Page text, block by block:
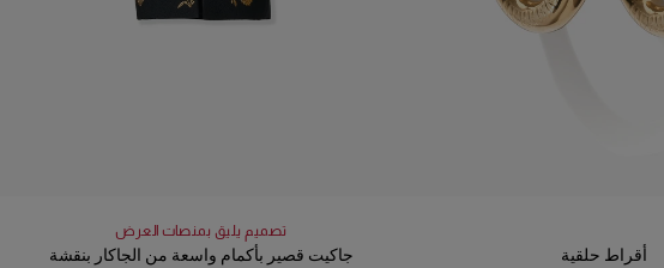
تصميم يليق بمنصات العرض
جاكيت قصير بأكمام واسعة من الجاكار بنقشة
أقراط حلقية